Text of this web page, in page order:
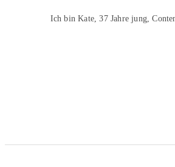
Ich bin Kate, 37 Jahre jung,